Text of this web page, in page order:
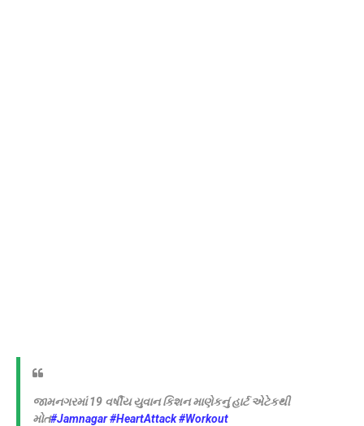
જામનગરમાં 19 વર્ષીય યુવાન કિશન માણેકનું હાર્ટ એટેકથી
મોત#Jamnagar#HeartAttack#Workout